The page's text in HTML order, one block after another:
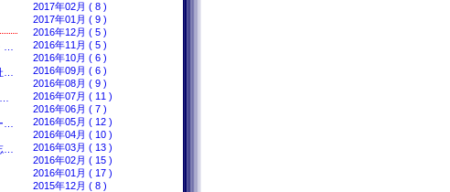
2017年02月 ( 8 )
2017年01月 ( 9 )
2016年12月 ( 5 )
2016年11月 ( 5 )
2016年10月 ( 6 )
2016年09月 ( 6 )
2016年08月 ( 9 )
2016年07月 ( 11 )
2016年06月 ( 7 )
2016年05月 ( 12 )
2016年04月 ( 10 )
2016年03月 ( 13 )
2016年02月 ( 15 )
2016年01月 ( 17 )
2015年12月 ( 8 )